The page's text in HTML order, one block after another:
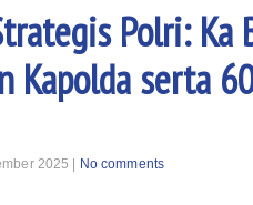
Polri: Ka
Kapolda serta
2025 | No comments